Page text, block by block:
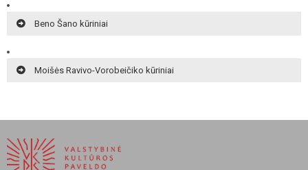
Beno Šano kūriniai
Moišės Ravivo-Vorobeičiko kūriniai